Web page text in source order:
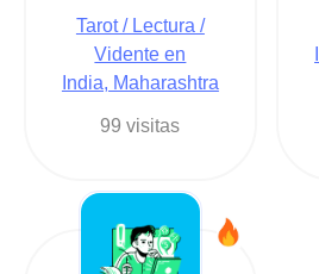
Tarot / Lectura /
Vidente en
India, Maharashtra
99 visitas